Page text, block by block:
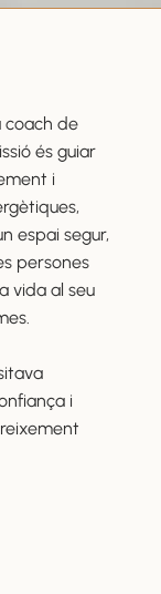
coach de
és guiar
i
espai segur,
persones
vida al seu
i